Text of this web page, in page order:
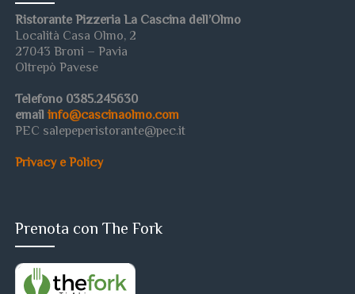
Ristorante Pizzeria La Cascina dell’Olmo
Località Casa Olmo, 2
27043 Broni – Pavia
Oltrepò Pavese
Telefono 0385.245630
email info@cascinaolmo.com
PEC salepeperistorante@pec.it
Privacy e Policy
Prenota con The Fork